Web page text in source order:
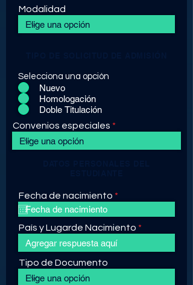
Modalidad
Selecciona una opción
Nuevo
Homologación
Doble Titulación
Convenios especiales
Fecha de nacimiento *
e
u
i
e
País y Lugarde Nacimiento
Tipo de Documento